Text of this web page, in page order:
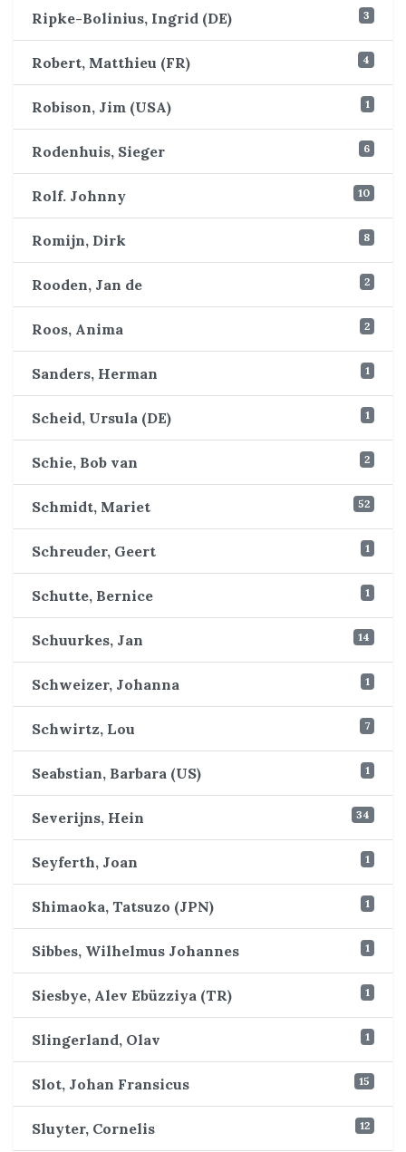
Ripke-Bolinius, Ingrid (DE) 3
Robert, Matthieu (FR) 4
Robison, Jim (USA) 1
Rodenhuis, Sieger 6
Rolf. Johnny 10
Romijn, Dirk 8
Rooden, Jan de 2
Roos, Anima 2
Sanders, Herman 1
Scheid, Ursula (DE) 1
Schie, Bob van 2
Schmidt, Mariet 52
Schreuder, Geert 1
Schutte, Bernice 1
Schuurkes, Jan 14
Schweizer, Johanna 1
Schwirtz, Lou 7
Seabstian, Barbara (US) 1
Severijns, Hein 34
Seyferth, Joan 1
Shimaoka, Tatsuzo (JPN) 1
Sibbes, Wilhelmus Johannes 1
Siesbye, Alev Ebüzziya (TR) 1
Slingerland, Olav 1
Slot, Johan Fransicus 15
Sluyter, Cornelis 12